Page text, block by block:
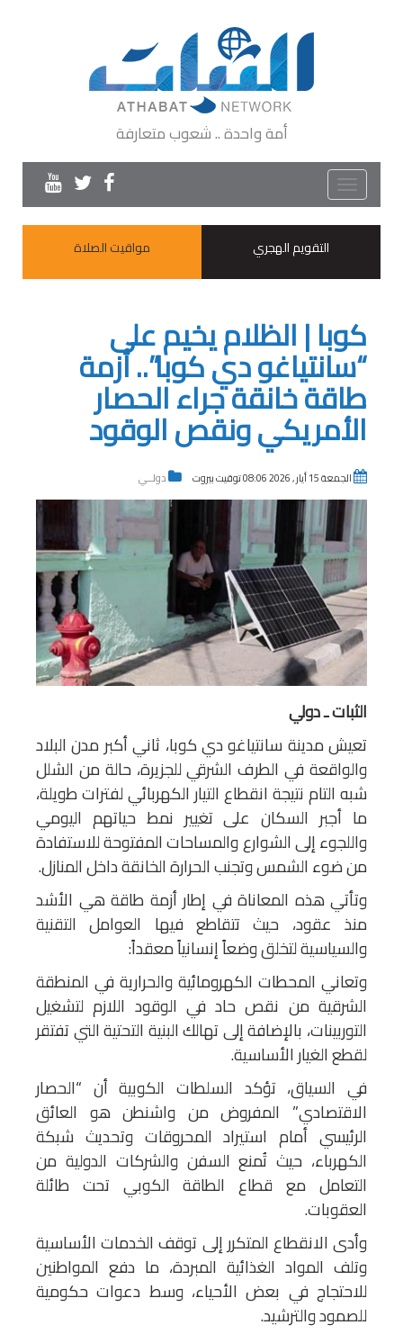
أمة واحدة .. شعوب متعارفة
Toggle
navigation
التقويم الهجري
مواقيت الصلاة
كوبا | الظلام يخيم على
“سانتياغو دي كوبا”.. أزمة
طاقة خانقة جراء الحصار
الأمريكي ونقص الوقود
الجمعة 15 أيار , 2026 08:06 توقيت بيروت دولــي
الثبات ـ دولي
تعيش مدينة سانتياغو دي كوبا، ثاني أكبر مدن البلاد
والواقعة في الطرف الشرقي للجزيرة، حالة من الشلل
شبه التام نتيجة انقطاع التيار الكهربائي لفترات طويلة،
ما أجبر السكان على تغيير نمط حياتهم اليومي
واللجوء إلى الشوارع والمساحات المفتوحة للاستفادة
من ضوء الشمس وتجنب الحرارة الخانقة داخل المنازل.
وتأتي هذه المعاناة في إطار أزمة طاقة هي الأشد
منذ عقود، حيث تتقاطع فيها العوامل التقنية
والسياسية لتخلق وضعاً إنسانياً معقداً:
وتعاني المحطات الكهرومائية والحرارية في المنطقة
الشرقية من نقص حاد في الوقود اللازم لتشغيل
التوربينات، بالإضافة إلى تهالك البنية التحتية التي تفتقر
لقطع الغيار الأساسية.
في السياق، تؤكد السلطات الكوبية أن “الحصار
الاقتصادي” المفروض من واشنطن هو العائق
الرئيسي أمام استيراد المحروقات وتحديث شبكة
الكهرباء، حيث تُمنع السفن والشركات الدولية من
التعامل مع قطاع الطاقة الكوبي تحت طائلة
العقوبات.
وأدى الانقطاع المتكرر إلى توقف الخدمات الأساسية
وتلف المواد الغذائية المبردة، ما دفع المواطنين
للاحتجاج في بعض الأحياء، وسط دعوات حكومية
للصمود والترشيد.